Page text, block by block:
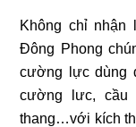
Không chỉ
Đông Phong
cường lực dùng
cường lưc, cầu
thang…với kích